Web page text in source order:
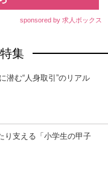
sponsored by 求人ボックス
集
潜む“人身取引”のリアル
り支える「小学生の甲子